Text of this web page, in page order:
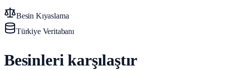
Besin Kıyaslama
Türkiye Veritabanı
Besinleri karşılaştır